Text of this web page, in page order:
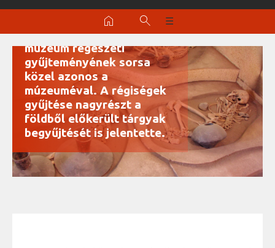
home search ☰
RÉGÉSZETI
Gyűjtemény Régészeti A
múzeum régészeti
gyűjteményének sorsa
közel azonos a
múzeuméval. A régiségek
gyűjtése nagyrészt a
földből előkerült tárgyak
begyűjtését is jelentette.